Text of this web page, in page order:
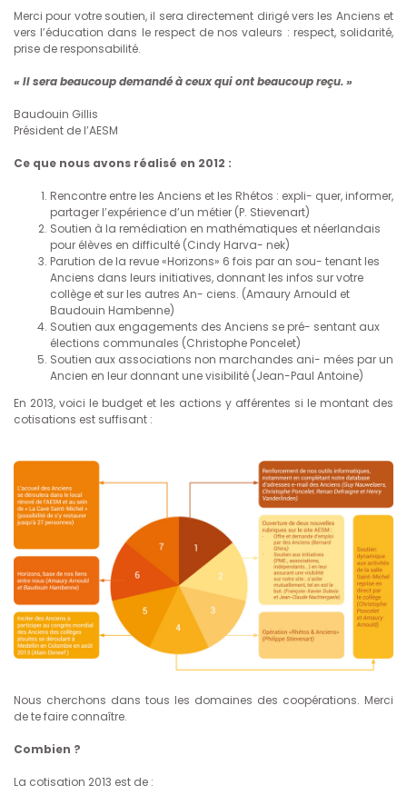
Merci pour votre soutien, il sera directement dirigé vers les Anciens et
vers l’éducation dans le respect de nos valeurs : respect, solidarité,
prise de responsabilité.
« Il sera beaucoup demandé à ceux qui ont beaucoup reçu. »
Baudouin Gillis
Président de l’AESM
Ce que nous avons réalisé en 2012 :
Rencontre entre les Anciens et les Rhétos : expli- quer, informer,
partager l’expérience d’un métier (P. Stievenart)
Soutien à la remédiation en mathématiques et néerlandais
pour élèves en difficulté (Cindy Harva- nek)
Parution de la revue «Horizons» 6 fois par an sou- tenant les
Anciens dans leurs initiatives, donnant les infos sur votre
collège et sur les autres An- ciens. (Amaury Arnould et
Baudouin Hambenne)
Soutien aux engagements des Anciens se pré- sentant aux
élections communales (Christophe Poncelet)
Soutien aux associations non marchandes ani- mées par un
Ancien en leur donnant une visibilité (Jean-Paul Antoine)
En 2013, voici le budget et les actions y afférentes si le montant des
cotisations est suffisant :
Nous cherchons dans tous les domaines des coopérations. Merci
de te faire connaître.
Combien ?
La cotisation 2013 est de :